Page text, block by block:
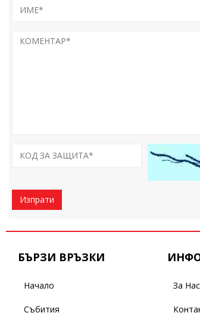
Изпрати
БЪРЗИ ВРЪЗКИ
Начало
Събития
За Нас